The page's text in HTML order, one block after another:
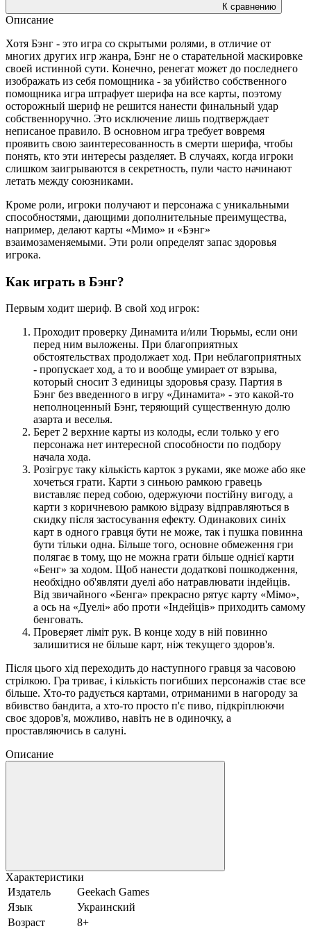
К сравнению
Описание
Хотя Бэнг - это игра со скрытыми ролями, в отличие от
многих других игр жанра, Бэнг не о старательной маскировке
своей истинной сути. Конечно, ренегат может до последнего
изображать из себя помощника - за убийство собственного
помощника игра штрафует шерифа на все карты, поэтому
осторожный шериф не решится нанести финальный удар
собственноручно. Это исключение лишь подтверждает
неписаное правило. В основном игра требует вовремя
проявить свою заинтересованность в смерти шерифа, чтобы
понять, кто эти интересы разделяет. В случаях, когда игроки
слишком заигрываются в секретность, пули часто начинают
летать между союзниками.
Кроме роли, игроки получают и персонажа с уникальными
способностями, дающими дополнительные преимущества,
например, делают карты «Мимо» и «Бэнг»
взаимозаменяемыми. Эти роли определят запас здоровья
игрока.
Как играть в Бэнг?
Первым ходит шериф. В свой ход игрок:
Проходит проверку Динамита и/или Тюрьмы, если они
перед ним выложены. При благоприятных
обстоятельствах продолжает ход. При неблагоприятных
- пропускает ход, а то и вообще умирает от взрыва,
который сносит 3 единицы здоровья сразу. Партия в
Бэнг без введенного в игру «Динамита» - это какой-то
неполноценный Бэнг, теряющий существенную долю
азарта и веселья.
Берет 2 верхние карты из колоды, если только у его
персонажа нет интересной способности по подбору
начала хода.
Розігрує таку кількість карток з руками, яке може або яке
хочеться грати. Карти з синьою рамкою гравець
виставляє перед собою, одержуючи постійну вигоду, а
карти з коричневою рамкою відразу відправляються в
скидку після застосування ефекту. Одинакових синіх
карт в одного гравця бути не може, так і пушка повинна
бути тільки одна. Більше того, основне обмеження гри
полягає в тому, що не можна грати більше однієї карти
«Бенг» за ходом. Щоб нанести додаткові пошкодження,
необхідно об'являти дуелі або натравлювати індейців.
Від звичайного «Бенга» прекрасно рятує карту «Мімо»,
а ось на «Дуелі» або проти «Індейців» приходить самому
бенговать.
Проверяет ліміт рук. В конце ходу в ній повинно
залишитися не більше карт, ніж текущего здоров'я.
Після цього хід переходить до наступного гравця за часовою
стрілкою. Гра триває, і кількість погибших персонажів стає все
більше. Хто-то радується картами, отриманими в нагороду за
вбивство бандита, а хто-то просто п'є пиво, підкріплюючи
своє здоров'я, можливо, навіть не в одиночку, а
проставляючись в салуні.
Описание
Характеристики
Издатель
Geekach Games
Язык
Украинский
Возраст
8+